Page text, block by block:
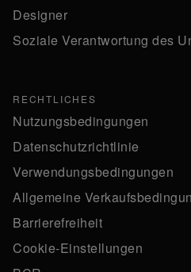
Designer
Soziale Verantwortung des
RECHTLICHES
Nutzungsbedingungen
Datenschutzrichtlinie
Verwendungsbedingungen
Allgemeine
Barrierefreiheit
Cookie-Einstellungen